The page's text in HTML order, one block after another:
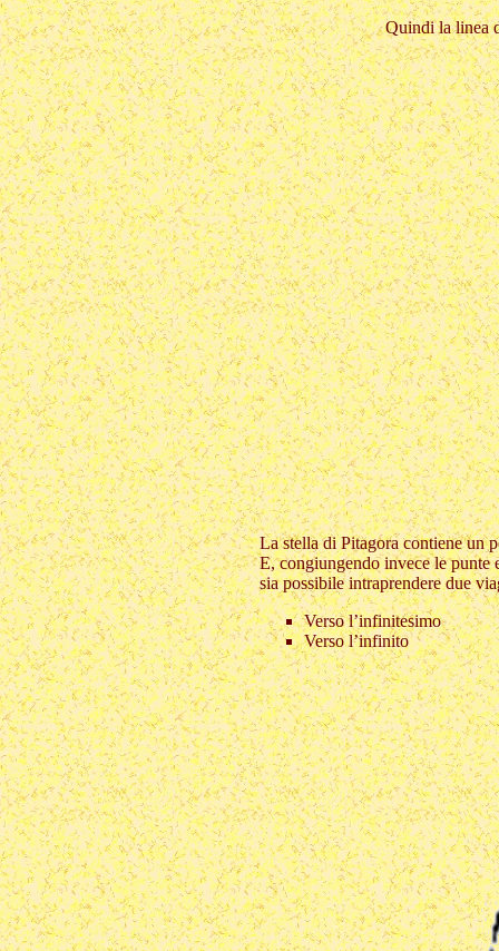
Quindi la linea
La stella di Pitagora contiene un
E, congiungendo invece le punte
sia possibile intraprendere due
Verso l’infinitesimo
Verso l’infinito